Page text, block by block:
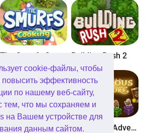
cookie-файлы, чтобы
повысить эффективность
по нашему веб-сайту,
тем, что мы сохраняем и
на Вашем устройстве для
данным сайтом.
гостей и поить их
игры Свадебный переполох не даст
Building Rush 2
Dangerous Adventure Dangerous Adventure 2